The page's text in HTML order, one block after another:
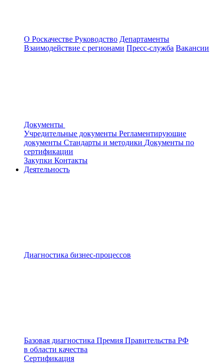
О Роскачестве Руководство Департаменты
Взаимодействие с регионами Пресс-служба Вакансии
Документы
Учредительные документы Регламентирующие
документы Стандарты и методики Документы по
сертификации
Закупки Контакты
Деятельность
Диагностика бизнес-процессов
Базовая диагностика Премия Правительства РФ
в области качества
Сертификация